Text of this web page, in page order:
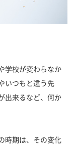
学校が変わらなか
いつもと違う先
出来るなど、何か
時期は、その変化